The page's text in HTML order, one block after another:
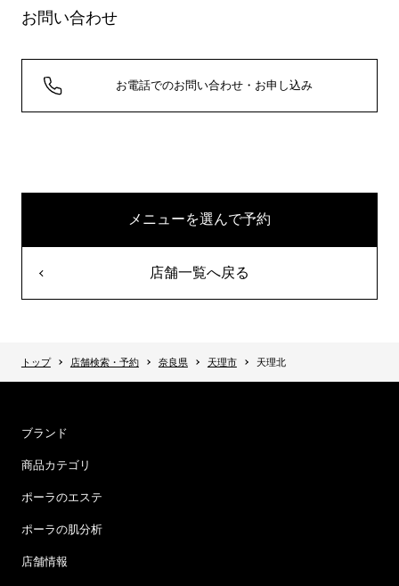
お問い合わせ
お電話でのお問い合わせ・お申し込み
メニューを選んで予約
店舗一覧へ戻る
トップ 店舗検索・予約 奈良県 天理市 天理北
ブランド
商品カテゴリ
ポーラのエステ
ポーラの肌分析
店舗情報